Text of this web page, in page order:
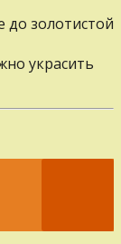
до золотистой
украсить